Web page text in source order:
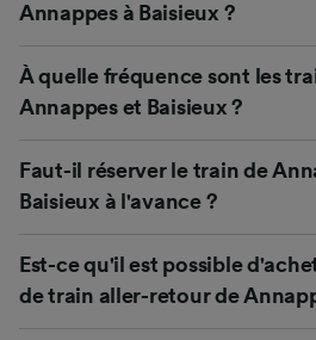
Annappes à Baisieux ?
À quelle fréquence sont les
Annappes et Baisieux ?
Faut-il réserver le train de
Baisieux à l'avance ?
Est-ce qu'il est possible
de train aller-retour de